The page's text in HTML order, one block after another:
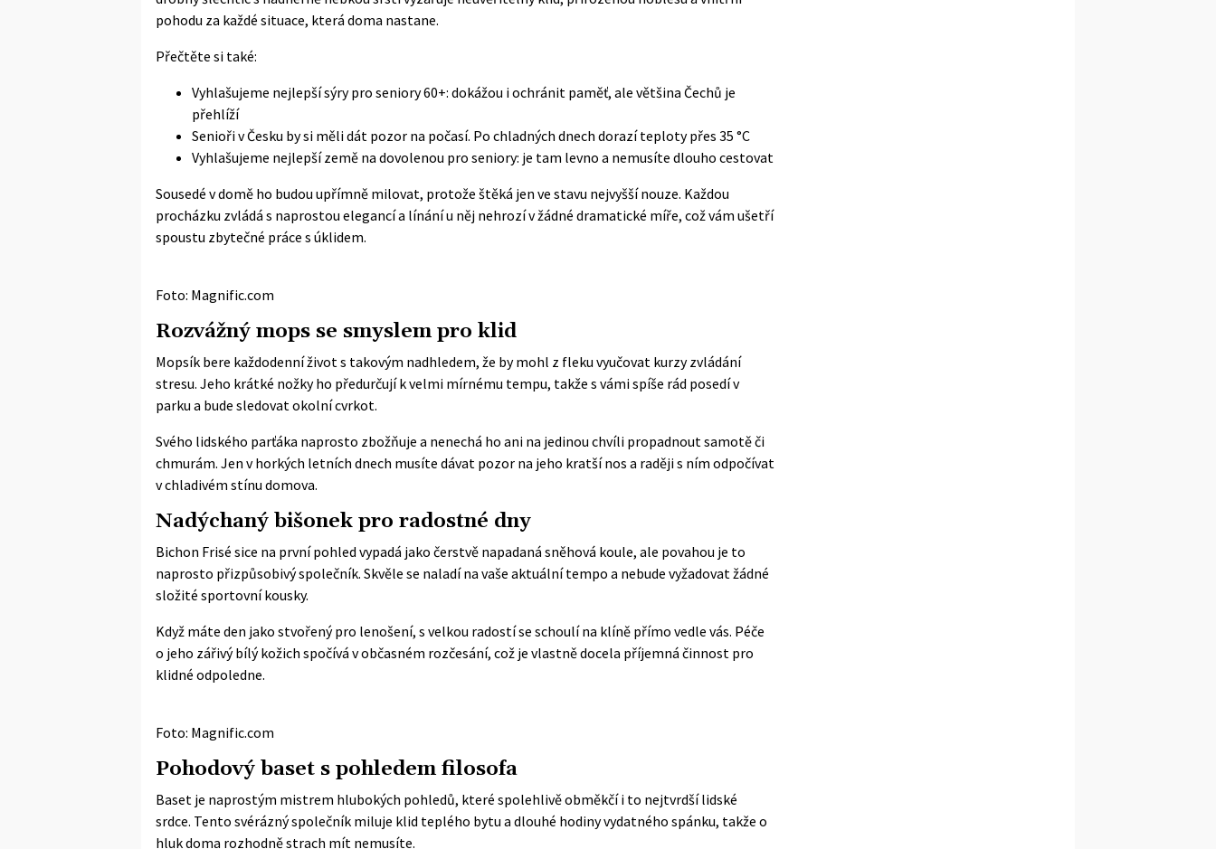
pohodu za každé situace, která doma nastane.
Přečtěte si také:
Vyhlašujeme nejlepší sýry pro seniory 60+: dokážou i ochránit paměť, ale většina Čechů je
přehlíží
Senioři v Česku by si měli dát pozor na počasí. Po chladných dnech dorazí teploty přes 35 °C
Vyhlašujeme nejlepší země na dovolenou pro seniory: je tam levno a nemusíte dlouho cestovat
Sousedé v domě ho budou upřímně milovat, protože štěká jen ve stavu nejvyšší nouze. Každou
procházku zvládá s naprostou elegancí a línání u něj nehrozí v žádné dramatické míře, což vám ušetří
spoustu zbytečné práce s úklidem.
Foto: Magnific.com
Rozvážný mops se smyslem pro klid
Mopsík bere každodenní život s takovým nadhledem, že by mohl z fleku vyučovat kurzy zvládání
stresu. Jeho krátké nožky ho předurčují k velmi mírnému tempu, takže s vámi spíše rád posedí v
parku a bude sledovat okolní cvrkot.
Svého lidského parťáka naprosto zbožňuje a nenechá ho ani na jedinou chvíli propadnout samotě či
chmurám. Jen v horkých letních dnech musíte dávat pozor na jeho kratší nos a raději s ním odpočívat
v chladivém stínu domova.
Nadýchaný bišonek pro radostné dny
Bichon Frisé sice na první pohled vypadá jako čerstvě napadaná sněhová koule, ale povahou je to
naprosto přizpůsobivý společník. Skvěle se naladí na vaše aktuální tempo a nebude vyžadovat žádné
složité sportovní kousky.
Když máte den jako stvořený pro lenošení, s velkou radostí se schoulí na klíně přímo vedle vás. Péče
o jeho zářivý bílý kožich spočívá v občasném rozčesání, což je vlastně docela příjemná činnost pro
klidné odpoledne.
Foto: Magnific.com
Pohodový baset s pohledem filosofa
Baset je naprostým mistrem hlubokých pohledů, které spolehlivě obměkčí i to nejtvrdší lidské
srdce. Tento svérázný společník miluje klid teplého bytu a dlouhé hodiny vydatného spánku, takže o
hluk doma rozhodně strach mít nemusíte.